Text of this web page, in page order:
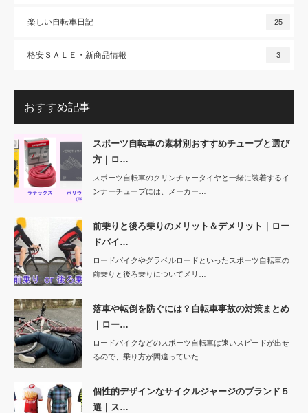
楽しい自転車日記 25
格安ＳＡＬＥ・新商品情報 3
おすすめ記事
スポーツ自転車の素材別おすすめチューブと選び
方｜ロ…
スポーツ自転車のクリンチャータイヤと一緒に装着するイ
ンナーチューブには、メーカー…
前乗りと後ろ乗りのメリット＆デメリット｜ロー
ドバイ…
ロードバイクやグラベルロードといったスポーツ自転車の
前乗りと後ろ乗りについてメリ…
落車や転倒を防ぐには？自転車事故の対策まとめ
｜ロー…
ロードバイクなどのスポーツ自転車は速いスピードが出せ
るので、乗り方が間違っていた…
個性的デザインなサイクルジャージのブランド５
選｜ス…